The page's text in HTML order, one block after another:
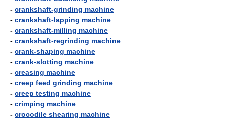
- crankshaft-grinding machine
- crankshaft-lapping machine
- crankshaft-milling machine
- crankshaft-regrinding machine
- crank-shaping machine
- crank-slotting machine
- creasing machine
- creep feed grinding machine
- creep testing machine
- crimping machine
- crocodile shearing machine